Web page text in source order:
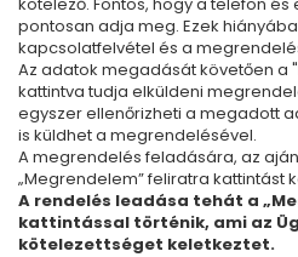
pontosan adja meg. Ezek
kapcsolatfelvétel és a
Az adatok megadását követően a
kattintva tudja elküldeni
egyszer ellenőrizheti a megadott
is küldhet a megrendelésével.
A megrendelés feladására, az
„Megrendelem” feliratra kattintást
A rendelés leadása tehát a
kattintással történik, ami az
kötelezettséget keletkeztet.